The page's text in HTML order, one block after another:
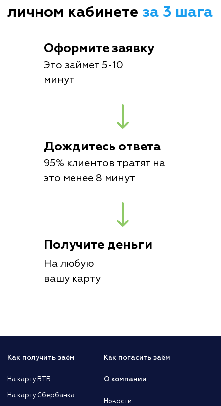
личном кабинете за 3 шага
Оформите заявку
Это займет 5-10
минут
Дождитесь ответа
95% клиентов тратят на
это менее 8 минут
Получите деньги
На любую
вашу карту
Как получить заём
На карту ВТБ
На карту Сбербанка
Как погасить заём
О компании
Новости